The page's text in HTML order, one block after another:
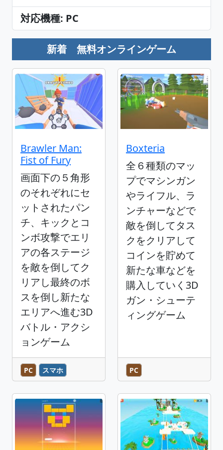
対応機種: PC
新着 無料オンラインゲーム
Brawler Man:
Fist of Fury
画面下の５角形
のそれぞれにセ
ットされたパン
チ、キックとコ
ンボ攻撃でエリ
アの各ステージ
を敵を倒してク
リアし最終のボ
スを倒し新たな
エリアへ進む3D
バトル・アクシ
ョンゲーム
PC スマホ
Boxteria
全６種類のマッ
プでマシンガン
やライフル、ラ
ンチャーなどで
敵を倒してタス
クをクリアして
コインを貯めて
新たな車などを
購入していく3D
ガン・シューテ
ィングゲーム
PC